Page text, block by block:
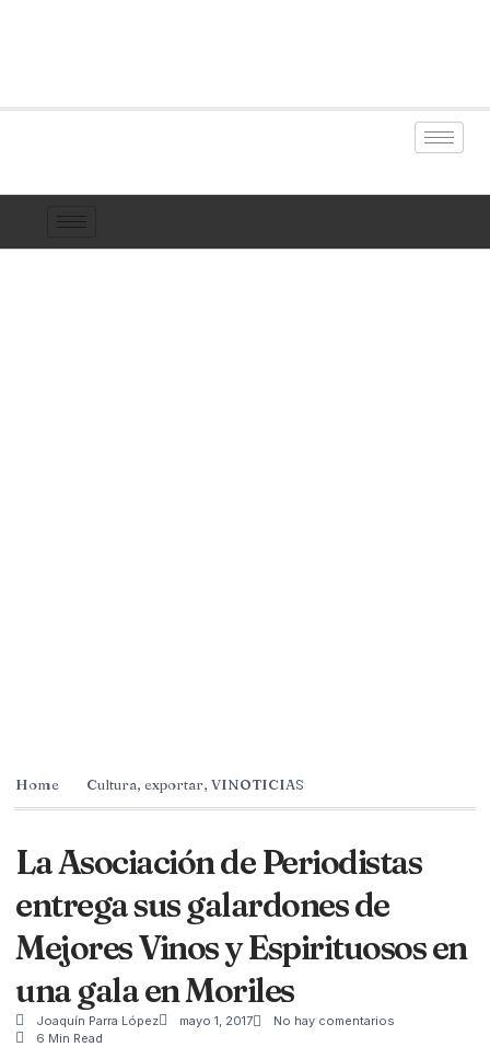
Home Cultura, exportar, VINOTICIAS
La Asociación de Periodistas
entrega sus galardones de
Mejores Vinos y Espirituosos en
una gala en Moriles
Joaquín Parra López mayo 1, 2017
No hay comentarios
6 Min Read